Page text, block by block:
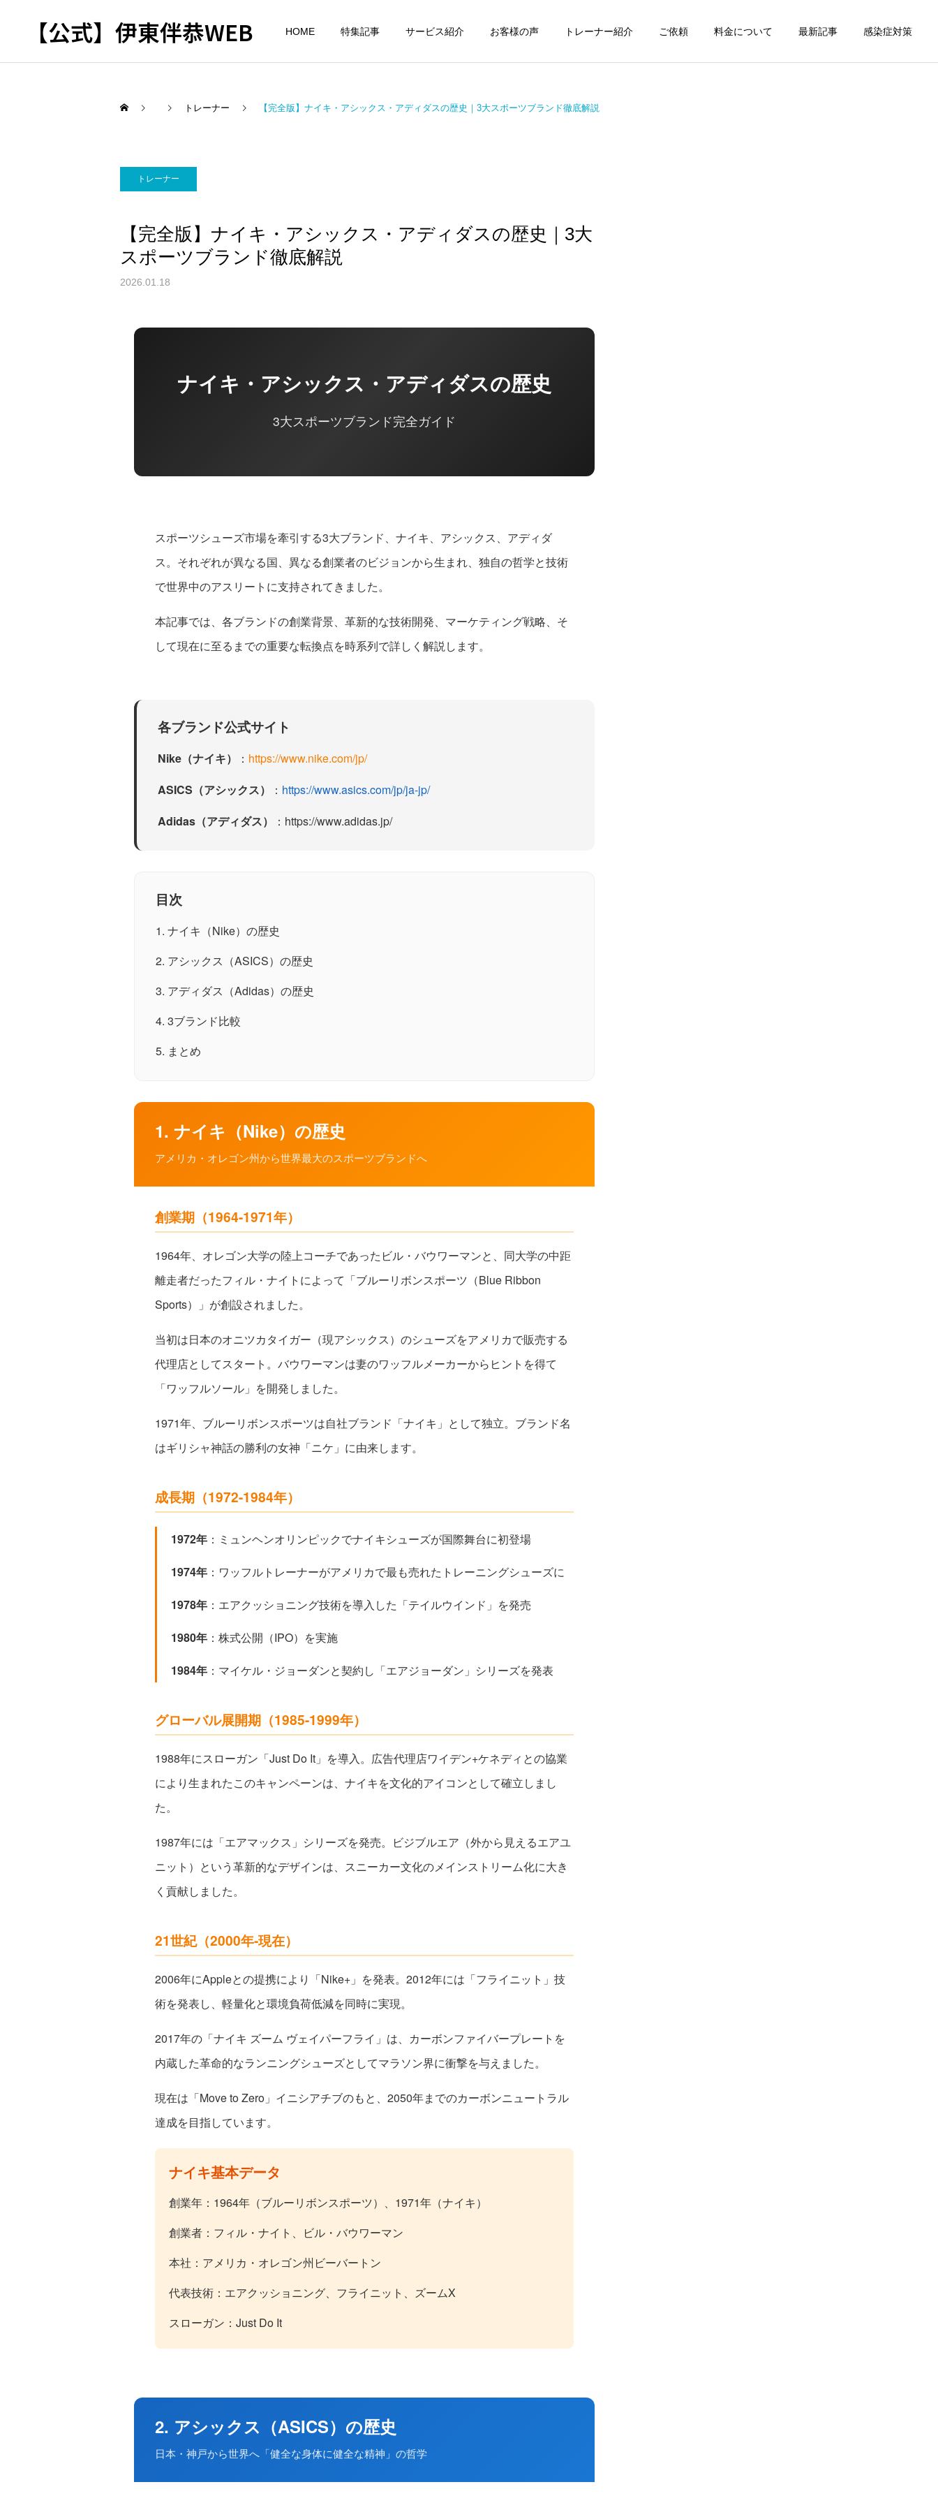
【公式】伊東伴恭WEB HOME 特集記事 サービス紹介 お客様の声 トレーナー紹介 ご依頼 料金について 最新記事 感染症対策
出張 講演 セミナー 運動・体操教室 グループレッスン
パーソナルトレーニ
痩せますか？｜元日本王者
が消費カロリーと週の回数
び方｜失敗しない7つの確
認ポイントを元日本王者が
をマンツーマンで習えます
トレーナー 【完全版】ナイキ・アシックス・アディダスの歴史｜3大スポーツブランド徹底解説
トレーナー
【完全版】ナイキ・アシックス・アディダスの歴史｜3大
スポーツブランド徹底解説
2026.01.18
ナイキ・アシックス・アディダスの歴史
3大スポーツブランド完全ガイド
スポーツシューズ市場を牽引する3大ブランド、ナイキ、アシックス、アディダ
ス。それぞれが異なる国、異なる創業者のビジョンから生まれ、独自の哲学と技術
で世界中のアスリートに支持されてきました。
本記事では、各ブランドの創業背景、革新的な技術開発、マーケティング戦略、そ
して現在に至るまでの重要な転換点を時系列で詳しく解説します。
各ブランド公式サイト
Nike（ナイキ） ： https://www.nike.com/jp/
ASICS（アシックス）
： https://www.asics.com/jp/ja-jp/
Adidas（アディダス）
： https://www.adidas.jp/
目次
1. ナイキ（Nike）の歴史
2. アシックス（ASICS）の歴史
3. アディダス（Adidas）の歴史
4. 3ブランド比較
5. まとめ
1. ナイキ（Nike）の歴史
アメリカ・オレゴン州から世界最大のスポーツブランドへ
創業期（1964-1971年）
1964年、オレゴン大学の陸上コーチであったビル・バウワーマンと、同大学の中距
離走者だったフィル・ナイトによって「ブルーリボンスポーツ（Blue Ribbon
Sports）」が創設されました。
当初は日本のオニツカタイガー（現アシックス）のシューズをアメリカで販売する
代理店としてスタート。バウワーマンは妻のワッフルメーカーからヒントを得て
「ワッフルソール」を開発しました。
1971年、ブルーリボンスポーツは自社ブランド「ナイキ」として独立。ブランド名
はギリシャ神話の勝利の女神「ニケ」に由来します。
成長期（1972-1984年）
1972年 ：ミュンヘンオリンピックでナイキシューズが国際舞台に初登場
1974年 ：ワッフルトレーナーがアメリカで最も売れたトレーニングシューズに
1978年 ：エアクッショニング技術を導入した「テイルウインド」を発売
1980年 ：株式公開（IPO）を実施
1984年 ：マイケル・ジョーダンと契約し「エアジョーダン」シリーズを発表
グローバル展開期（1985-1999年）
1988年にスローガン「Just Do It」を導入。広告代理店ワイデン+ケネディとの協業
により生まれたこのキャンペーンは、ナイキを文化的アイコンとして確立しまし
た。
1987年には「エアマックス」シリーズを発売。ビジブルエア（外から見えるエアユ
ニット）という革新的なデザインは、スニーカー文化のメインストリーム化に大き
く貢献しました。
21世紀（2000年-現在）
2006年にAppleとの提携により「Nike+」を発表。2012年には「フライニット」技
術を発表し、軽量化と環境負荷低減を同時に実現。
2017年の「ナイキ ズーム ヴェイパーフライ」は、カーボンファイバープレートを
内蔵した革命的なランニングシューズとしてマラソン界に衝撃を与えました。
現在は「Move to Zero」イニシアチブのもと、2050年までのカーボンニュートラル
達成を目指しています。
ナイキ基本データ
創業年：1964年（ブルーリボンスポーツ）、1971年（ナイキ）
創業者：フィル・ナイト、ビル・バウワーマン
本社：アメリカ・オレゴン州ビーバートン
代表技術：エアクッショニング、フライニット、ズームX
スローガン：Just Do It
2. アシックス（ASICS）の歴史
日本・神戸から世界へ「健全な身体に健全な精神」の哲学